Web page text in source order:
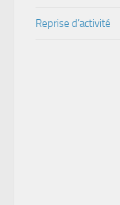
Reprise d’activité